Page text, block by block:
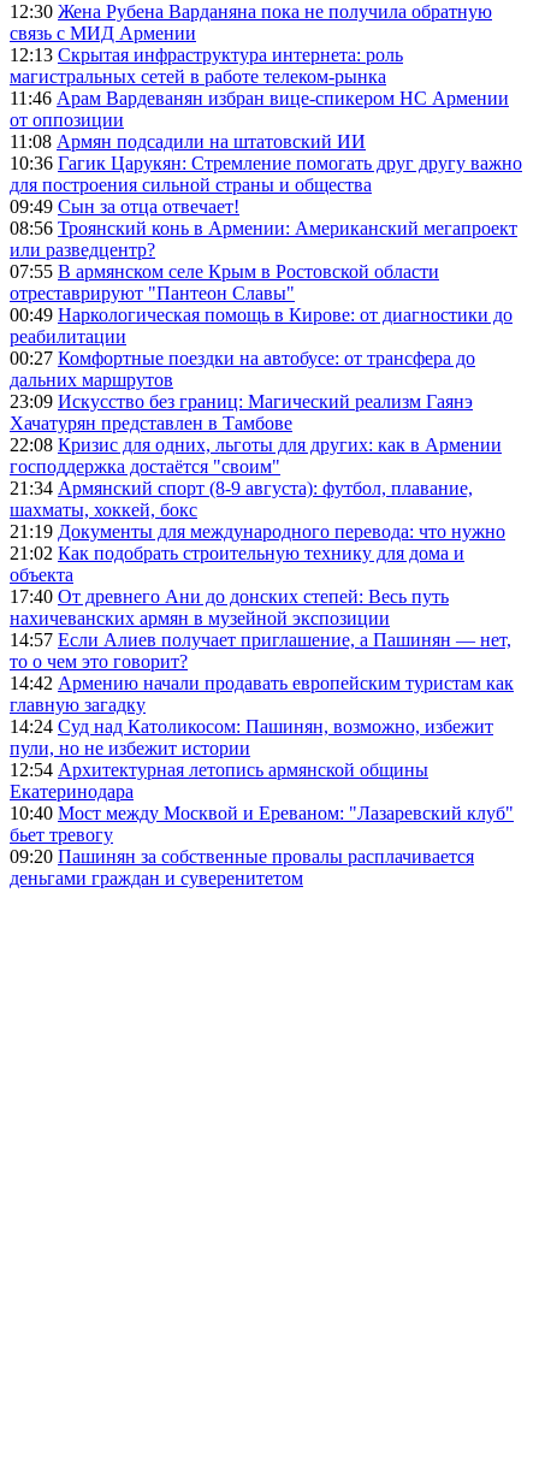
12:30 Жена Рубена Варданяна пока не получила обратную
связь с МИД Армении
12:13 Скрытая инфраструктура интернета: роль
магистральных сетей в работе телеком-рынка
11:46 Арам Вардеванян избран вице-спикером НС Армении
от оппозиции
11:08 Армян подсадили на штатовский ИИ
10:36 Гагик Царукян: Стремление помогать друг другу важно
для построения сильной страны и общества
09:49 Сын за отца отвечает!
08:56 Троянский конь в Армении: Американский мегапроект
или разведцентр?
07:55 В армянском селе Крым в Ростовской области
отреставрируют "Пантеон Славы"
00:49 Наркологическая помощь в Кирове: от диагностики до
реабилитации
00:27 Комфортные поездки на автобусе: от трансфера до
дальних маршрутов
23:09 Искусство без границ: Магический реализм Гаянэ
Хачатурян представлен в Тамбове
22:08 Кризис для одних, льготы для других: как в Армении
господдержка достаётся "своим"
21:34 Армянский спорт (8-9 августа): футбол, плавание,
шахматы, хоккей, бокс
21:19 Документы для международного перевода: что нужно
21:02 Как подобрать строительную технику для дома и
объекта
17:40 От древнего Ани до донских степей: Весь путь
нахичеванских армян в музейной экспозиции
14:57 Если Алиев получает приглашение, а Пашинян — нет,
то о чем это говорит?
14:42 Армению начали продавать европейским туристам как
главную загадку
14:24 Суд над Католикосом: Пашинян, возможно, избежит
пули, но не избежит истории
12:54 Архитектурная летопись армянской общины
Екатеринодара
10:40 Мост между Москвой и Ереваном: "Лазаревский клуб"
бьет тревогу
09:20 Пашинян за собственные провалы расплачивается
деньгами граждан и суверенитетом